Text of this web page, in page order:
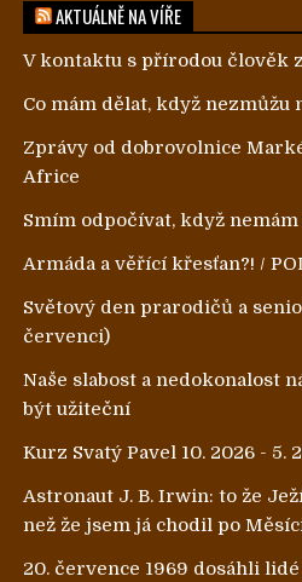
AKTUÁLNĚ NA VÍŘE
V kontaktu s přírodou člověk
Co mám dělat, když nezmůžu
Zprávy od dobrovolnice
Africe
Smím odpočívat, když
Armáda a věřící křesťan?! /
Světový den prarodičů a
červenci)
Naše slabost a nedokonalost
být užiteční
Kurz Svatý Pavel 10. 2026 - 5.
Astronaut J. B. Irwin: to že
než že jsem já chodil po
20. července 1969 dosáhli